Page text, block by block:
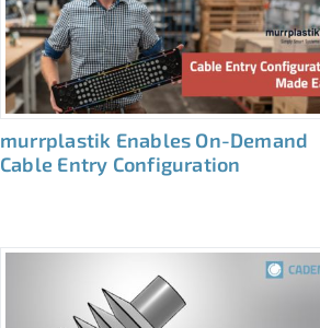
murrplastik Enables On-Demand
Cable Entry Configuration